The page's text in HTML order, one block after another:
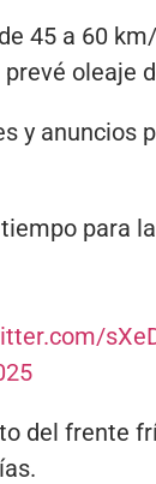
45 a 60
oleaje
y anuncios
para
del frente